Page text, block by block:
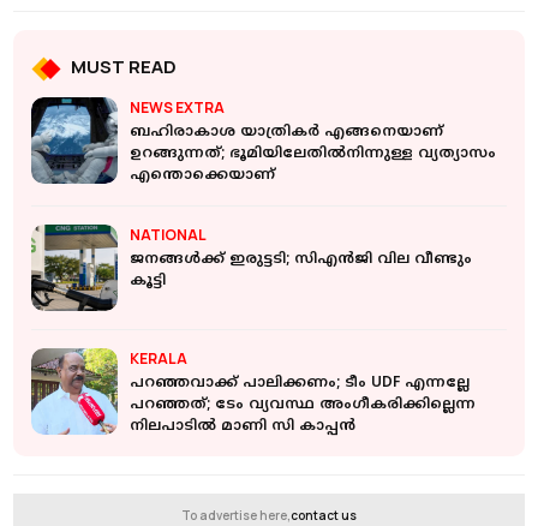
MUST READ
NEWS EXTRA
ബഹിരാകാശ യാത്രികര്‍ എങ്ങനെയാണ്
ഉറങ്ങുന്നത്; ഭൂമിയിലേതില്‍നിന്നുള്ള വ്യത്യാസം
എന്തൊക്കെയാണ്
NATIONAL
ജനങ്ങള്‍ക്ക് ഇരുട്ടടി; സിഎന്‍ജി വില വീണ്ടും
കൂട്ടി
KERALA
പറഞ്ഞവാക്ക് പാലിക്കണം; ടീം UDF എന്നല്ലേ
പറഞ്ഞത്; ടേം വ്യവസ്ഥ അംഗീകരിക്കില്ലെന്ന
നിലപാടിൽ മാണി സി കാപ്പന്‍
To advertise here,contact us